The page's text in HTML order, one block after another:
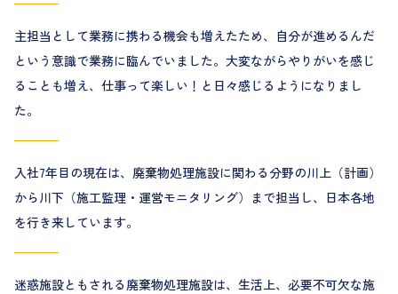
主担当として業務に携わる機会も増えたため、自分が進めるんだ
という意識で業務に臨んでいました。大変ながらやりがいを感じ
ることも増え、仕事って楽しい！と日々感じるようになりまし
た。
入社7年目の現在は、廃棄物処理施設に関わる分野の川上（計画）
から川下（施工監理・運営モニタリング）まで担当し、日本各地
を行き来しています。
迷惑施設ともされる廃棄物処理施設は、生活上、必要不可欠な施